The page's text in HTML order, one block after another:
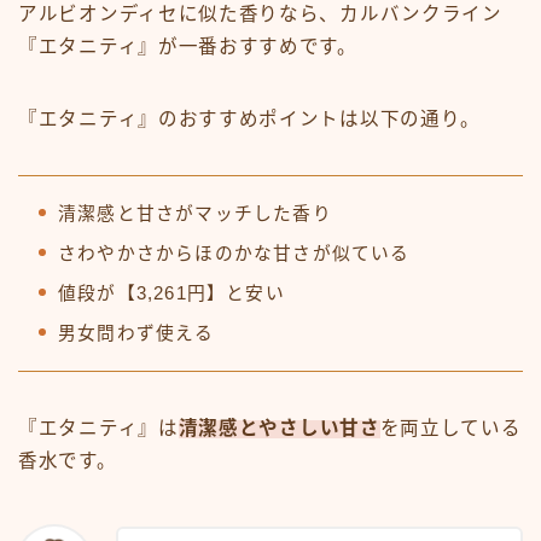
アルビオンディセに似た香りなら、カルバンクライン
『エタニティ』が一番おすすめです。
『エタニティ』のおすすめポイントは以下の通り。
清潔感と甘さがマッチした香り
さわやかさからほのかな甘さが似ている
値段が【3,261円】と安い
男女問わず使える
『エタニティ』は清潔感とやさしい甘さ を両立している
香水です。